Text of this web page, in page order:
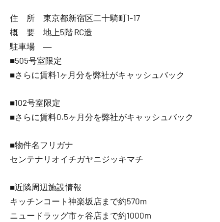
住 所 東京都新宿区二十騎町1-17
概 要 地上5階 RC造
駐車場 ―
■505号室限定
■さらに賃料1ヶ月分を弊社がキャッシュバック
■102号室限定
■さらに賃料0.5ヶ月分を弊社がキャッシュバック
■物件名フリガナ
センテナリオイチガヤニジッキマチ
■近隣周辺施設情報
キッチンコート神楽坂店まで約570m
ニュードラッグ市ヶ谷店まで約1000m